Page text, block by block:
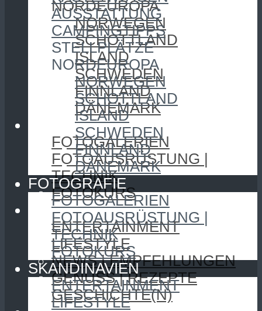
NORDEUROPA
NORWEGEN
SCHOTTLAND
ISLAND
SCHWEDEN
FINNLAND
DÄNEMARK
FOTOGRAFIE
FOTOGALERIEN
FOTOAUSRÜSTUNG |
TECHNIK
FOTOKURS
SKANDINAVIEN
ENTERTAINMENT
LIFESTYLE
NEWS | EMPFEHLUNGEN
GENUSS | REZEPTE
GESCHICHTE(N)
AUSSTATTUNG
CAMPINGTIPPS
STELLPLÄTZE
NORDEUROPA
NORWEGEN
SCHOTTLAND
ISLAND
SCHWEDEN
FINNLAND
DÄNEMARK
FOTOGRAFIE
FOTOGALERIEN
FOTOAUSRÜSTUNG |
TECHNIK
FOTOKURS
SKANDINAVIEN
ENTERTAINMENT
LIFESTYLE